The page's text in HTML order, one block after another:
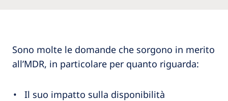
Sono molte le domande che sorgono in merito
all’MDR, in particolare per quanto riguarda:​
Il suo impatto sulla disponibilità